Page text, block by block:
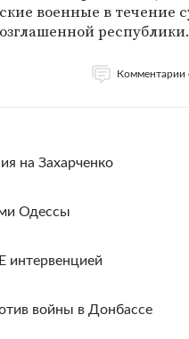
военные в течение
республики.
Комментарии
на Захарченко
Одессы
интервенцией
войны в Донбассе